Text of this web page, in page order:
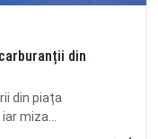
din
din piața
miza...